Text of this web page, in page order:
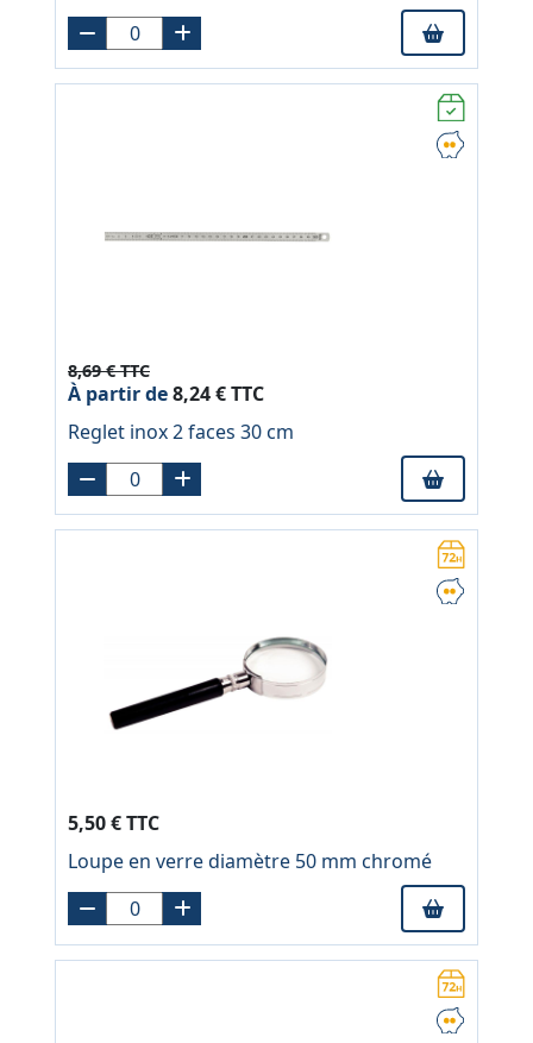
8,69 € TTC
À partir de8,24 € TTC
Reglet inox 2 faces 30 cm
5,50 € TTC
Loupe en verre diamètre 50 mm chromé